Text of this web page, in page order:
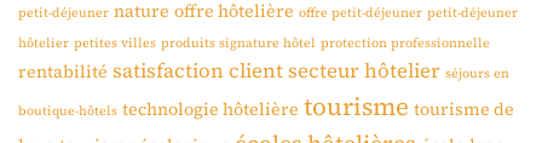
petit-déjeuner nature offre hôtelière offre petit-déjeuner petit-déjeuner
hôtelier petites villes produits signature hôtel protection professionnelle
rentabilité satisfaction clientsecteur hôtelier séjours en
boutique-hôtels technologie hôtelière tourisme tourisme de